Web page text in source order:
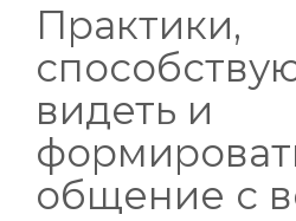
Практики,
видеть и
общение с